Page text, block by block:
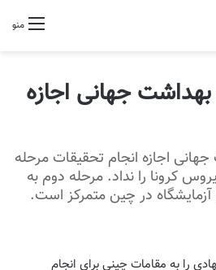
منو
جهانی اجازه
اجازه انجام تحقیقات مرحله
کرونا را نداد. مرحله دوم به
در چین متمرکز است.
را به مقامات چینی برای انجام